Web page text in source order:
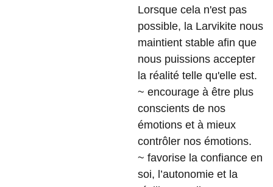
Lorsque cela n'est pas
possible, la Larvikite nous
maintient stable afin que
nous puissions accepter
la réalité telle qu'elle est.
~ encourage à être plus
conscients de nos
émotions et à mieux
contrôler nos émotions.
~ favorise la confiance en
soi, l’autonomie et la